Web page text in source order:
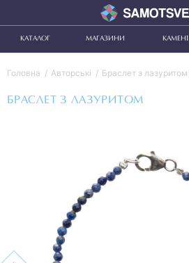
КАТАЛОГ МАГАЗИНИ КАМЕНІ
Головна Авторські Браслет з лазуритом
БРАСЛЕТ З ЛАЗУРИТОМ